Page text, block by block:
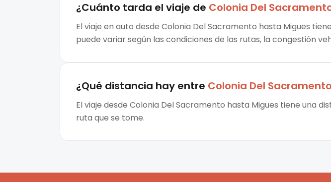
¿Cuánto tarda el viaje de Colonia Del
El viaje en auto desde Colonia Del Sacramento hasta Migues
puede variar según las condiciones de las rutas, la congestión
¿Qué distancia hay entre Colonia Del Sacramento
El viaje desde Colonia Del Sacramento hasta Migues tiene una
ruta que se tome.